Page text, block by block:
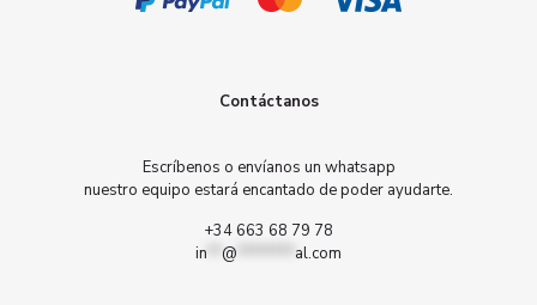
Contáctanos
Escríbenos o envíanos un whatsapp
nuestro equipo estará encantado de poder ayudarte.
+34 663 68 79 78
in
@ al.com